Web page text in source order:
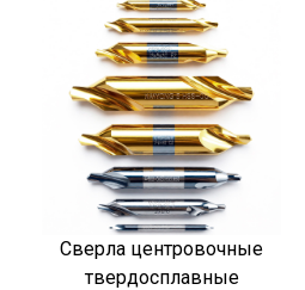
Сверла центровочные
твердосплавные